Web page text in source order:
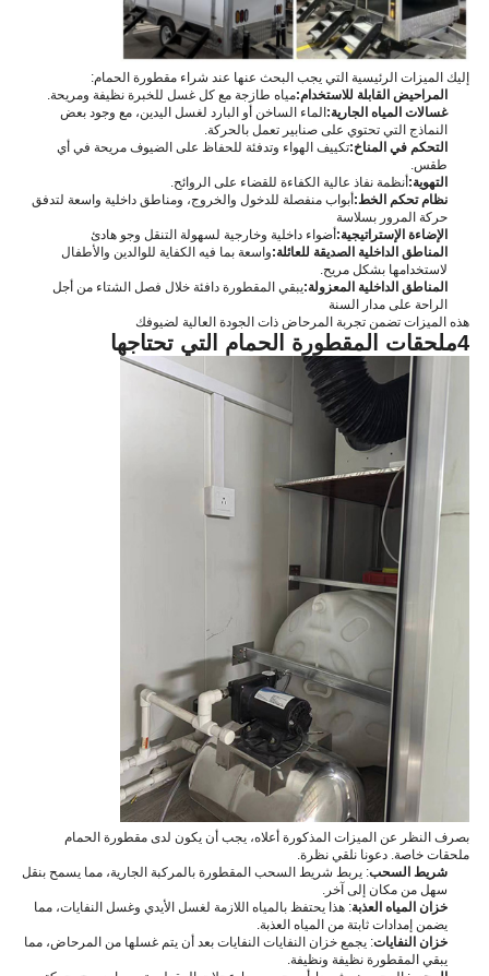
إليك الميزات الرئيسية التي يجب البحث عنها عند شراء مقطورة الحمام:
المراحيض القابلة للاستخدام:مياه طازجة مع كل غسل للخبرة نظيفة ومريحة.
غسالات المياه الجارية:الماء الساخن أو البارد لغسل اليدين، مع وجود بعض
النماذج التي تحتوي على صنابير تعمل بالحركة.
التحكم في المناخ:تكييف الهواء وتدفئة للحفاظ على الضيوف مريحة في أي
طقس.
التهوية:أنظمة نفاذ عالية الكفاءة للقضاء على الروائح.
نظام تحكم الخط:أبواب منفصلة للدخول والخروج، ومناطق داخلية واسعة لتدفق
حركة المرور بسلاسة
الإضاءة الإستراتيجية:أضواء داخلية وخارجية لسهولة التنقل وجو هادئ
المناطق الداخلية الصديقة للعائلة:واسعة بما فيه الكفاية للوالدين والأطفال
لاستخدامها بشكل مريح.
المناطق الداخلية المعزولة:يبقي المقطورة دافئة خلال فصل الشتاء من أجل
الراحة على مدار السنة
هذه الميزات تضمن تجربة المرحاض ذات الجودة العالية لضيوفك
4ملحقات المقطورة الحمام التي تحتاجها
بصرف النظر عن الميزات المذكورة أعلاه، يجب أن يكون لدى مقطورة الحمام
ملحقات خاصة. دعونا نلقي نظرة.
شريط السحب: يربط شريط السحب المقطورة بالمركبة الجارية، مما يسمح بنقل
سهل من مكان إلى آخر.
خزان المياه العذبة: هذا يحتفظ بالمياه اللازمة لغسل الأيدي وغسل النفايات، مما
يضمن إمدادات ثابتة من المياه العذبة.
خزان النفايات: يجمع خزان النفايات النفايات بعد أن يتم غسلها من المرحاض، مما
يبقي المقطورة نظيفة ونظيفة.